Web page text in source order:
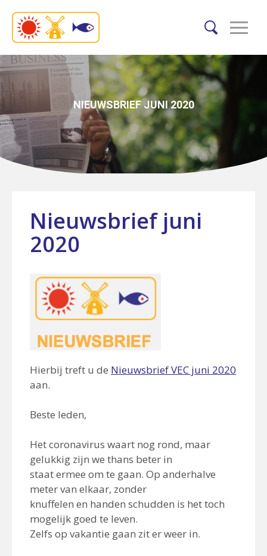
NIEUWSBRIEF JUNI 2020
Nieuwsbrief juni
2020
Hierbij treft u de Nieuwsbrief VEC juni 2020
aan.
Beste leden,
Het coronavirus waart nog rond, maar
gelukkig zijn we thans beter in
staat ermee om te gaan. Op anderhalve
meter van elkaar, zonder
knuffelen en handen schudden is het toch
mogelijk goed te leven.
Zelfs op vakantie gaan zit er weer in.